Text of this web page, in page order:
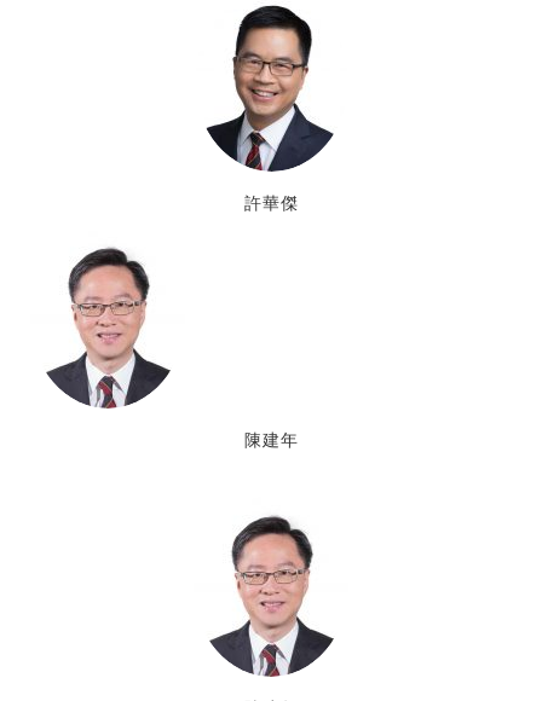
許華傑
陳建年